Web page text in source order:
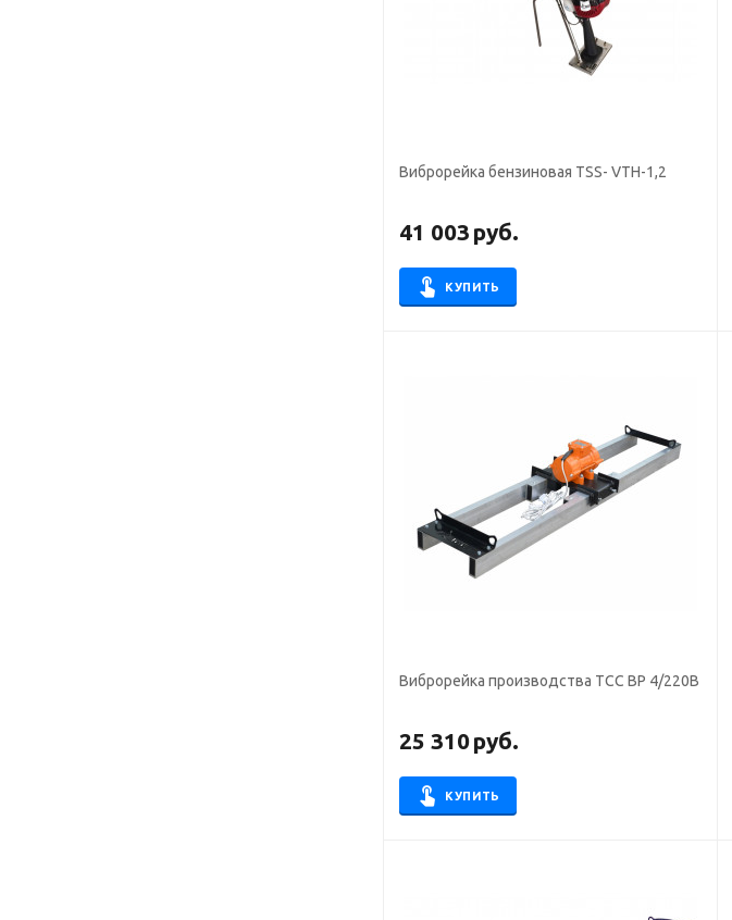
Виброрейка бензиновая TSS- VTH-1,2
41 003 руб.
КУПИТЬ
Виброрейка производства ТСС ВР 4/220В
25 310руб.
КУПИТЬ